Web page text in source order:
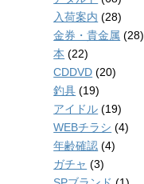
入荷案内 (28)
金券・貴金属 (28)
本 (22)
CDDVD (20)
釣具 (19)
アイドル (19)
WEBチラシ (4)
年齢確認 (4)
ガチャ (3)